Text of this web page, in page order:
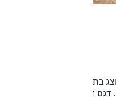
בישראל מאז סוף דצמבר 2022. דגם זה זכה הוכתר כ'מכונית